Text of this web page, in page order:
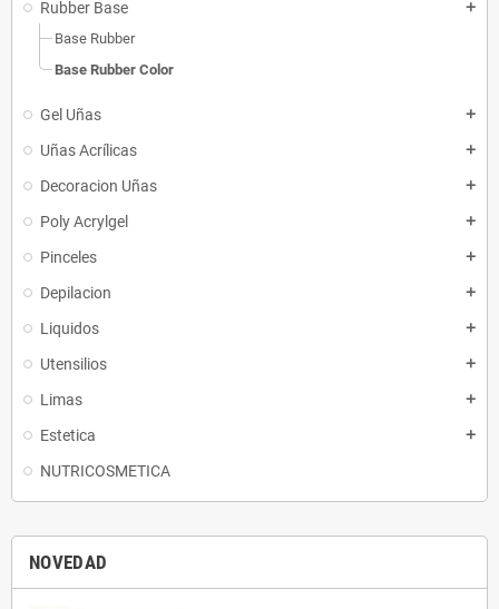
Rubber Base add
Base Rubber
Base Rubber Color
Gel Uñas add
Uñas Acrílicas add
Decoracion Uñas add
Poly Acrylgel add
Pinceles add
Depilacion add
Liquidos add
Utensilios add
Limas add
Estetica add
NUTRICOSMETICA
NOVEDAD